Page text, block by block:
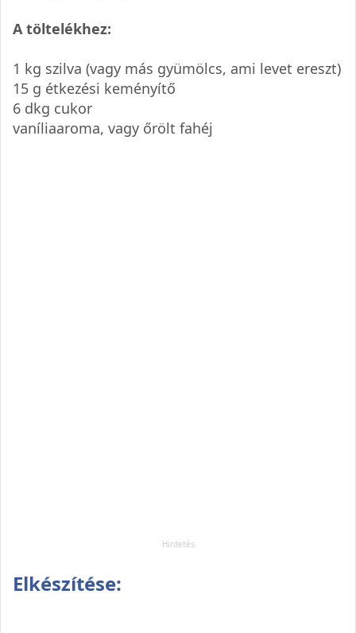
A töltelékhez:
1 kg szilva (vagy más gyümölcs, ami levet ereszt)
15 g étkezési keményítő
6 dkg cukor
vaníliaaroma, vagy őrölt fahéj
Elkészítése: